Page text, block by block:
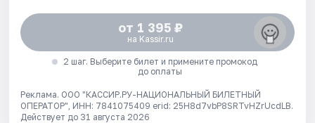
от 1 395 ₽
на Kassir.ru
2 шаг. Выберите билет и примените промокод
до оплаты
Реклама. ООО "КАССИР.РУ-НАЦИОНАЛЬНЫЙ БИЛЕТНЫЙ
ОПЕРАТОР", ИНН: 7841075409 erid: 25H8d7vbP8SRTvHZrUcdLB.
Действует до 31 августа 2026